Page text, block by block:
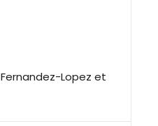
Fernandez-Lopez et